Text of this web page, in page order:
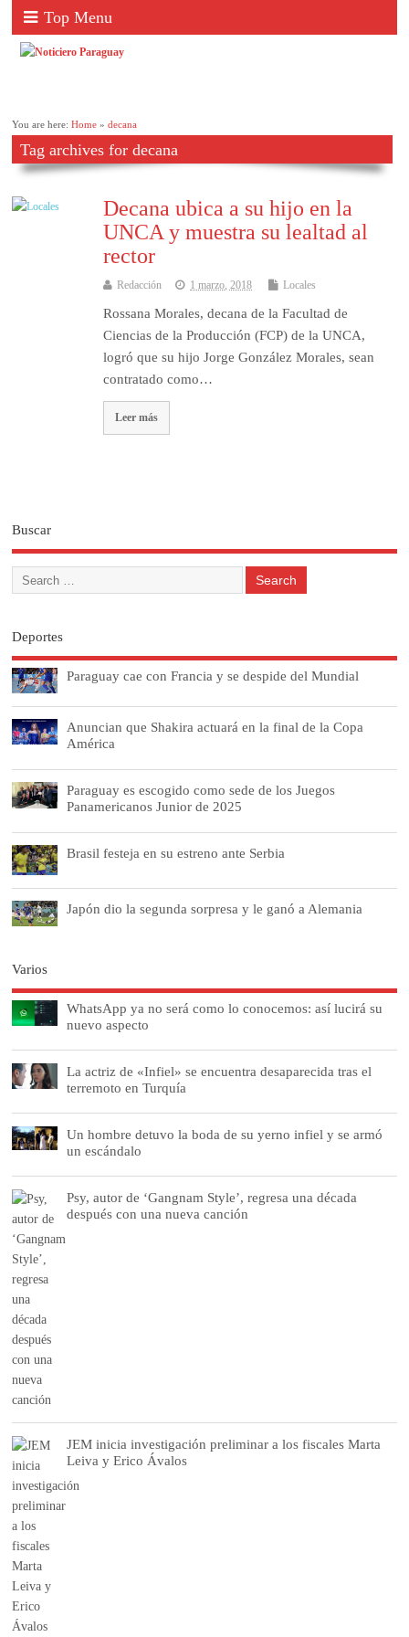
Top Menu
You are here:Home »decana
Tag archives for decana
Decana ubica a su hijo en la
UNCA y muestra su lealtad al
rector
Redacción 1 marzo, 2018 Locales
Rossana Morales, decana de la Facultad de
Ciencias de la Producción (FCP) de la UNCA,
logró que su hijo Jorge González Morales, sean
contratado como…
Leer más
Buscar
Deportes
Paraguay cae con Francia y se despide del Mundial
Anuncian que Shakira actuará en la final de la Copa
América
Paraguay es escogido como sede de los Juegos
Panamericanos Junior de 2025
Brasil festeja en su estreno ante Serbia
Japón dio la segunda sorpresa y le ganó a Alemania
Varios
WhatsApp ya no será como lo conocemos: así lucirá su
nuevo aspecto
La actriz de «Infiel» se encuentra desaparecida tras el
terremoto en Turquía
Un hombre detuvo la boda de su yerno infiel y se armó
un escándalo
Psy, autor de ‘Gangnam Style’, regresa una década
después con una nueva canción
JEM inicia investigación preliminar a los fiscales Marta
Leiva y Erico Ávalos